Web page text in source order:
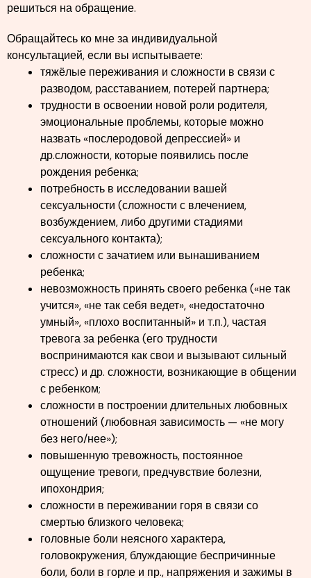
решиться на обращение.
Обращайтесь ко мне за индивидуальной
консультацией, если вы испытываете:
тяжёлые переживания и сложности в связи с
разводом, расставанием, потерей партнера;
трудности в освоении новой роли родителя,
эмоциональные проблемы, которые можно
назвать «послеродовой депрессией» и
др.сложности, которые появились после
рождения ребенка;
потребность в исследовании вашей
сексуальности (сложности с влечением,
возбуждением, либо другими стадиями
сексуального контакта);
сложности с зачатием или вынашиванием
ребенка;
невозможность принять своего ребенка («не так
учится», «не так себя ведет», «недостаточно
умный», «плохо воспитанный» и т.п.), частая
тревога за ребенка (его трудности
воспринимаются как свои и вызывают сильный
стресс) и др. сложности, возникающие в общении
с ребенком;
сложности в построении длительных любовных
отношений (любовная зависимость — «не могу
без него/нее»);
повышенную тревожность, постоянное
ощущение тревоги, предчувствие болезни,
ипохондрия;
сложности в переживании горя в связи со
смертью близкого человека;
головные боли неясного характера,
головокружения, блуждающие беспричинные
боли, боли в горле и пр., напряжения и зажимы в